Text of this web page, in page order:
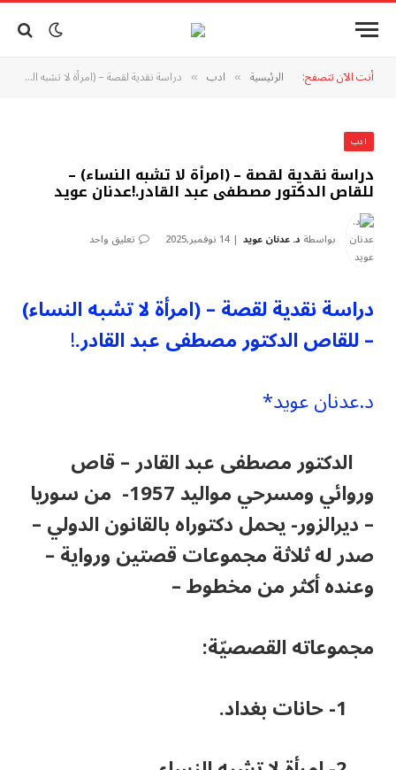
أنت الآن تتصفح: الرئيسية » ادب » دراسة نقدية لقصة – (امرأة لا تشبه النساء) – للقاص الدكتور مصطفى عبد القادر.!عدنان عويد
ادب
دراسة نقدية لقصة – (امرأة لا تشبه النساء) –
للقاص الدكتور مصطفى عبد القادر.!عدنان عويد
بواسطة د. عدنان عويد 14 نوفمبر,2025 تعليق واحد
دراسة نقدية لقصة – (امرأة لا تشبه النساء)
– للقاص الدكتور مصطفى عبد القادر.!
د.عدنان عويد*
الدكتور مصطفى عبد القادر–قاص
وروائي ومسرحي مواليد 1957- من سوريا
–ديرالزور- يحمل دكتوراه بالقانون الدولي–
صدر له ثلاثة مجموعات قصتين ورواية–
وعنده أكثر من مخطوط–
مجموعاته القصصيّة: